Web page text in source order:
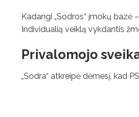
Kadangi „Sodros“ įmokų
Individualią veiklą vykdantis
Privalomojo
„Sodra“ atkreipė dėmesį, kad